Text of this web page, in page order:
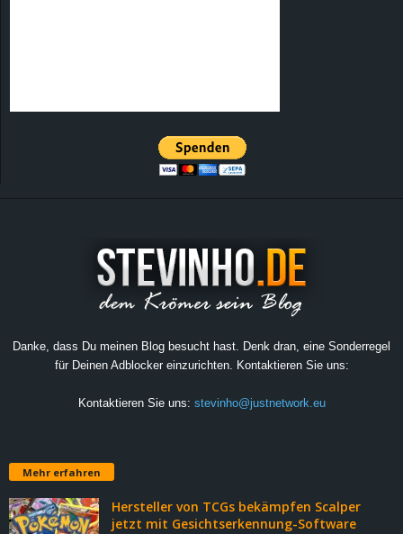
Danke, dass Du meinen Blog besucht hast. Denk dran, eine Sonderregel
für Deinen Adblocker einzurichten. Kontaktieren Sie uns:
Kontaktieren Sie uns: stevinho@justnetwork.eu
Mehr erfahren
Hersteller von TCGs bekämpfen Scalper
jetzt mit Gesichtserkennung-Software